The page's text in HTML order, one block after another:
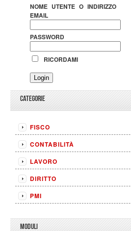
NOME UTENTE O INDIRIZZO
EMAIL
PASSWORD
RICORDAMI
CATEGORIE
FISCO
CONTABILITÀ
LAVORO
DIRITTO
PMI
MODULI